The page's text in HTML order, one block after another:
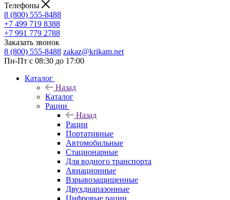
Телефоны
8 (800) 555-8488
+7 499 719 8388
+7 991 779 2788
Заказать звонок
8 (800) 555-8488 zakaz@krikam.net
Пн-Пт с 08:30 до 17:00
Каталог
Назад
Каталог
Рации
Назад
Рации
Портативные
Автомобильные
Стационарные
Для водного транспорта
Авиационные
Взрывозащищенные
Двухдиапазонные
Цифровые рации